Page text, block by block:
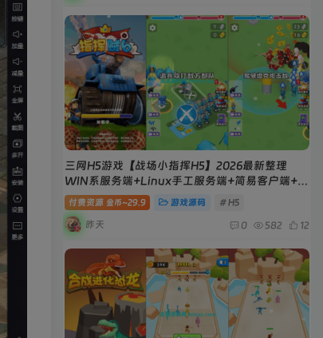
三网H5游戏【战场小指挥H5】2026最新整理
WIN系服务端+Linux手工服务端+简易客户端+教
程
付费资源 金币~29.9 游戏源码 # H5
昨天 0 582 12